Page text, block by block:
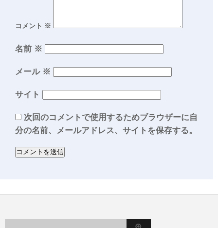
コメント ※
名前 ※
メール ※
サイト
次回のコメントで使用するためブラウザーに自
分の名前、メールアドレス、サイトを保存する。